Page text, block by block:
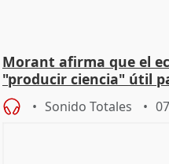
Morant afirma que el
"producir ciencia" útil
Sonido Totales